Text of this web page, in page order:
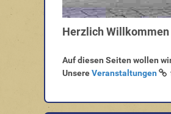
Herzlich
Auf diesen Seiten wollen
UnsereVeranstaltungen